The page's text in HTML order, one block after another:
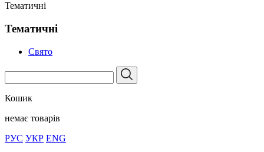
Тематичні
Тематичні
Свято
Кошик
немає товарів
РУС УКР ENG